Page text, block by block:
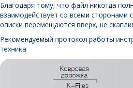
Благодаря тому, что файл никогда
взаимодействует со всеми сторонами
описки перемещаются вверх, не
Рекомендуемый протокол работы
техника